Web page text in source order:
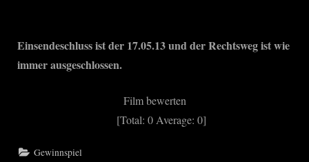
Einsendeschluss ist der 17.05.13 und der Rechtsweg ist wie
immer ausgeschlossen.
Film bewerten
[Total: 0 Average: 0]
Gewinnspiel